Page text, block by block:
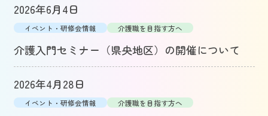
2026年6月4日
イベント・研修会情報 介護職を目指す方へ
介護入門セミナー（県央地区）の開催について
2026年4月28日
イベント・研修会情報 介護職を目指す方へ